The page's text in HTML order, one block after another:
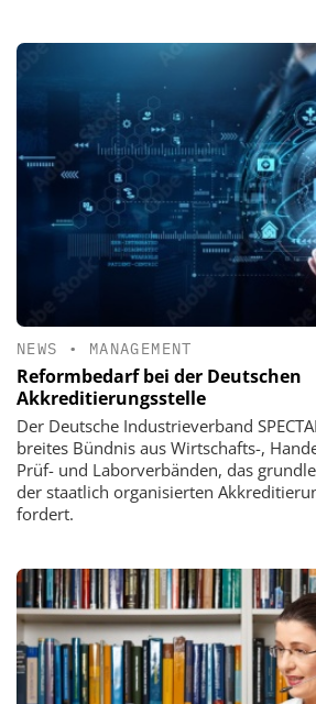
NEWS • MANAGEMENT
Reformbedarf bei der Deutschen
Akkreditierungsstelle
Der Deutsche Industrieverband
breites Bündnis aus Wirtschafts-,
Prüf- und Laborverbänden, das
der staatlich organisierten
fordert.